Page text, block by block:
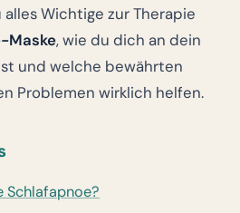
Wichtige zur Therapie
Maske, wie du dich an dein
und welche bewährten
Problemen wirklich helfen.
Schlafapnoe?